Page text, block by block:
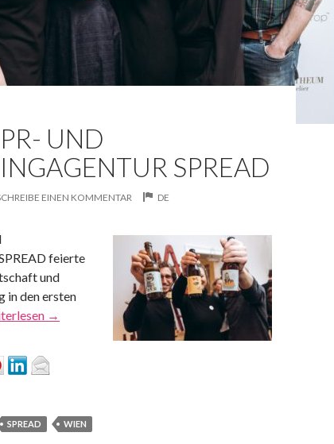
UND
SPREAD
EINEN KOMMENTAR DE
feierte
und
in den ersten
→
SPREAD WIEN